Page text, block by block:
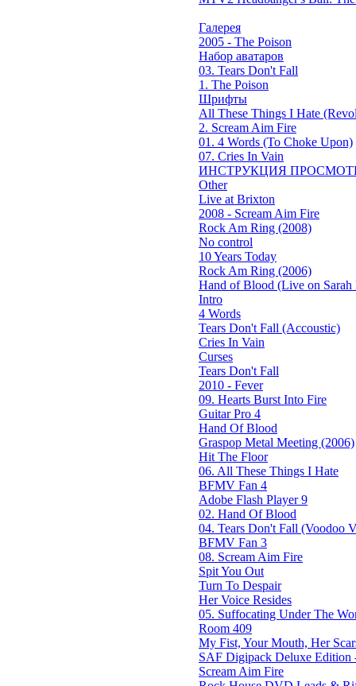
Галерея
2005 - The Poison
Набор аватаров
03. Tears Don't Fall
1. The Poison
Шрифты
All These Things I Hate
2. Scream Aim Fire
01. 4 Words (To Choke Upon)
07. Cries In Vain
ИНСТРУКЦИЯ
Other
Live at Brixton
2008 - Scream Aim Fire
Rock Am Ring (2008)
No control
10 Years Today
Rock Am Ring (2006)
Hand of Blood (Live on Sarah
Intro
4 Words
Tears Don't Fall (Accoustic)
Cries In Vain
Curses
Tears Don't Fall
2010 - Fever
09. Hearts Burst Into Fire
Guitar Pro 4
Hand Of Blood
Graspop Metal Meeting (2006)
Hit The Floor
06. All These Things I Hate
BFMV Fan 4
Adobe Flash Player 9
02. Hand Of Blood
04. Tears Don't Fall (Voodoo
BFMV Fan 3
08. Scream Aim Fire
Spit You Out
Turn To Despair
Her Voice Resides
05. Suffocating Under The
Room 409
My Fist, Your Mouth, Her
SAF Digipack Deluxe Edition
Scream Aim Fire